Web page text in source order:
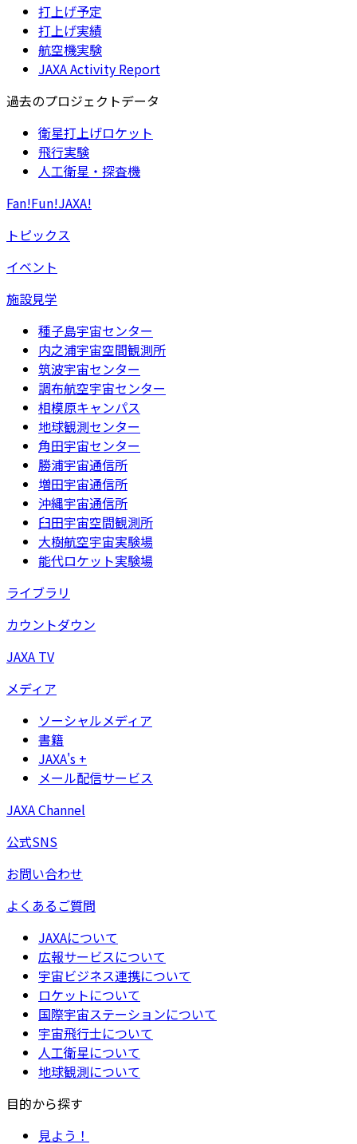
打上げ予定
打上げ実績
航空機実験
JAXA Activity Report
過去のプロジェクトデータ
衛星打上げロケット
飛行実験
人工衛星・探査機
Fan!Fun!JAXA!
トピックス
イベント
施設見学
種子島宇宙センター
内之浦宇宙空間観測所
筑波宇宙センター
調布航空宇宙センター
相模原キャンパス
地球観測センター
角田宇宙センター
勝浦宇宙通信所
増田宇宙通信所
沖縄宇宙通信所
臼田宇宙空間観測所
大樹航空宇宙実験場
能代ロケット実験場
ライブラリ
カウントダウン
JAXA TV
メディア
ソーシャルメディア
書籍
JAXA's +
メール配信サービス
JAXA Channel
公式SNS
お問い合わせ
よくあるご質問
JAXAについて
広報サービスについて
宇宙ビジネス連携について
ロケットについて
国際宇宙ステーションについて
宇宙飛行士について
人工衛星について
地球観測について
目的から探す
見よう！